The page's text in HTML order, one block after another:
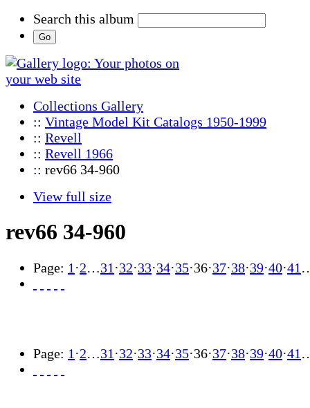
Search this album
Collections Gallery
:: Vintage Model Kit Catalogs 1950-1999
:: Revell
:: Revell 1966
:: rev66 34-960
View full size
rev66 34-960
Page: 1 ·2…31 ·32·33·34·35·36·37·38·39·40·41
Page: 1 ·2…31 ·32·33·34·35·36·37·38·39·40·41